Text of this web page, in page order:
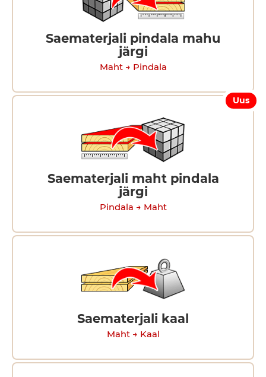
Saematerjali pindala mahu
järgi
Maht → Pindala
Uus
Saematerjali maht pindala
järgi
Pindala → Maht
Saematerjali kaal
Maht → Kaal